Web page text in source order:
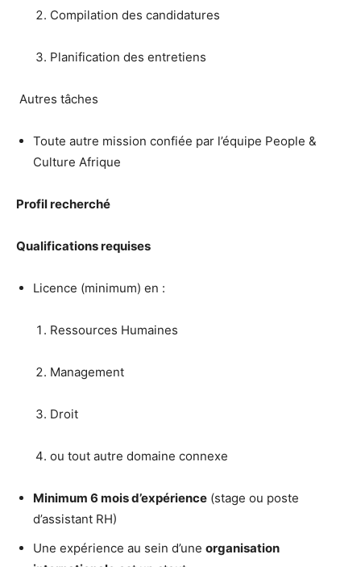
Compilation des candidatures
Planification des entretiens
Autres tâches
Toute autre mission confiée par l’équipe People &
Culture Afrique
Profil recherché
Qualifications requises
Licence (minimum) en :
Ressources Humaines
Management
Droit
ou tout autre domaine connexe
Minimum 6 mois d’expérience (stage ou poste
d’assistant RH)
Une expérience au sein d’une organisation